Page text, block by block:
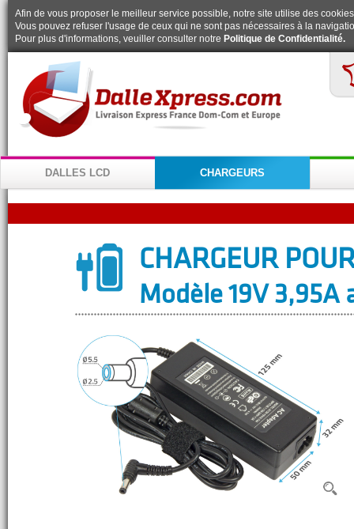
Afin de vous proposer le meilleur service possible, notre site utilise des
Vous pouvez refuser l'usage de ceux qui ne sont pas nécessaires à la
Pour plus d'informations, veuiller consulter notre Politique de Confidentialité.
DALLES LCD CHARGEURS
CHARGEUR
Modèle 19V 3,95A